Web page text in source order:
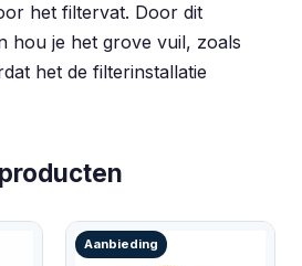
het filtervat. Door dit
hou je het grove vuil, zoals
het de filterinstallatie
Aanbieding